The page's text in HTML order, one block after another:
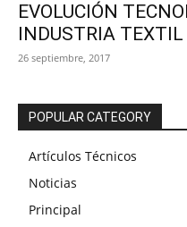
EVOLUCIÓN
INDUSTRIA TEXTIL
26 septiembre, 2017
POPULAR CATEGORY
Artículos Técnicos
Noticias
Principal